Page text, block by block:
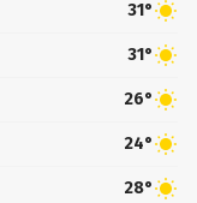
31°
31°
26°
24°
28°